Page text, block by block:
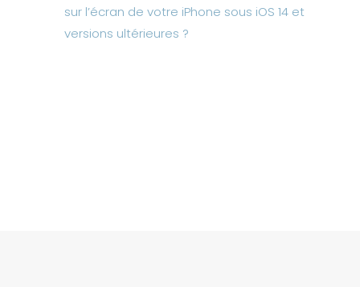
sur l’écran de votre iPhone sous iOS 14 et
versions ultérieures ?